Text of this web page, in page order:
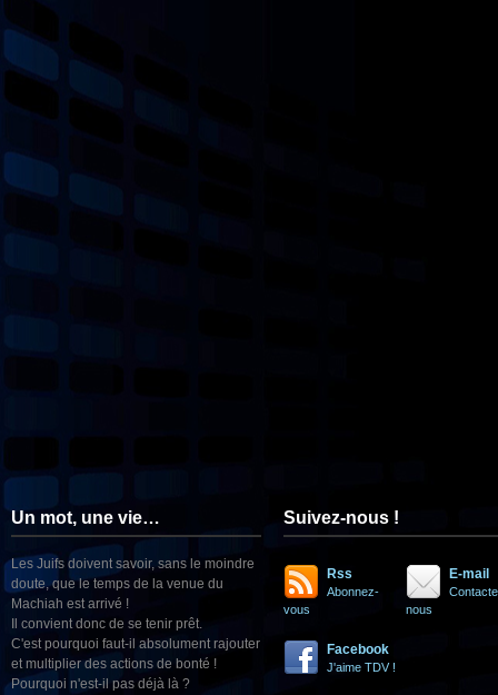
Un mot, une vie…
Les Juifs doivent savoir, sans le moindre
doute, que le temps de la venue du
Machiah est arrivé !
Il convient donc de se tenir prêt.
C'est pourquoi faut-il absolument rajouter
et multiplier des actions de bonté !
Pourquoi n'est-il pas déjà là ?
Suivez-nous !
Rss
Abonnez-
vous
E-mail
nous
Facebook
J'aime TDV !